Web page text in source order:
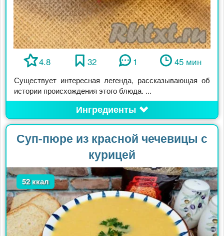
4.8 32 1 45 мин
Существует интересная легенда, рассказывающая об
истории происхождения этого блюда. ...
Ингредиенты
Суп-пюре из красной чечевицы с
курицей
52 ккал